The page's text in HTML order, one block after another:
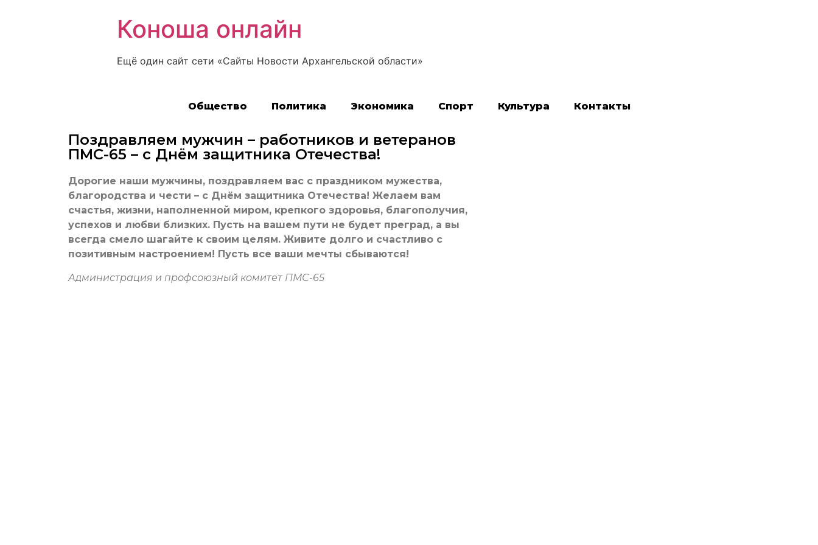
Коноша онлайн
Ещё один сайт сети «Сайты Новости Архангельской области»
Общество Политика Экономика Спорт Культура Контакты
Поздравляем мужчин – работников и ветеранов
ПМС-65 – с Днём защитника Отечества!
Дорогие наши мужчины, поздравляем вас с праздником мужества,
благородства и чести – с Днём защитника Отечества! Желаем вам
счастья, жизни, наполненной миром, крепкого здоровья, благополучия,
успехов и любви близких. Пусть на вашем пути не будет преград, а вы
всегда смело шагайте к своим целям. Живите долго и счастливо с
позитивным настроением! Пусть все ваши мечты сбываются!
Администрация и профсоюзный комитет ПМС-65